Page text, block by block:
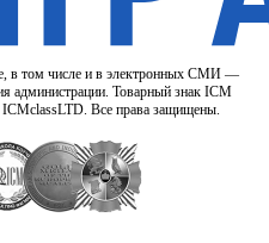
в том числе и в электронных СМИ —
администрации. Товарный знак ICM
ICMclassLTD. Все права защищены.